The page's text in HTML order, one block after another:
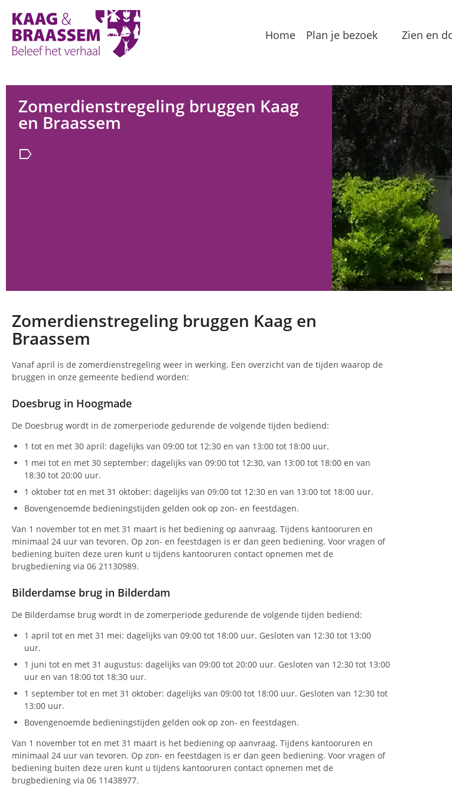
Home Plan je bezoek
Toeristeninformatie
Overnachten
Groepslocaties
Voorzieningen
Zien en
Eten &
Routes
Vermaak
Zomerdienstregeling bruggen Kaag
en Braassem
label
Zomerdienstregeling bruggen Kaag en
Braassem
Vanaf april is de zomerdienstregeling weer in werking. Een overzicht van de tijden waarop de
bruggen in onze gemeente bediend worden:
Doesbrug in Hoogmade
De Doesbrug wordt in de zomerperiode gedurende de volgende tijden bediend:
1 tot en met 30 april: dagelijks van 09:00 tot 12:30 en van 13:00 tot 18:00 uur.
1 mei tot en met 30 september: dagelijks van 09:00 tot 12:30, van 13:00 tot 18:00 en van
18:30 tot 20:00 uur.
1 oktober tot en met 31 oktober: dagelijks van 09:00 tot 12:30 en van 13:00 tot 18:00 uur.
Bovengenoemde bedieningstijden gelden ook op zon- en feestdagen.
Van 1 november tot en met 31 maart is het bediening op aanvraag. Tijdens kantooruren en
minimaal 24 uur van tevoren. Op zon- en feestdagen is er dan geen bediening. Voor vragen of
bediening buiten deze uren kunt u tijdens kantooruren contact opnemen met de
brugbediening via 06 21130989.
Bilderdamse brug in Bilderdam
De Bilderdamse brug wordt in de zomerperiode gedurende de volgende tijden bediend:
1 april tot en met 31 mei: dagelijks van 09:00 tot 18:00 uur. Gesloten van 12:30 tot 13:00
uur.
1 juni tot en met 31 augustus: dagelijks van 09:00 tot 20:00 uur. Gesloten van 12:30 tot 13:00
uur en van 18:00 tot 18:30 uur.
1 september tot en met 31 oktober: dagelijks van 09:00 tot 18:00 uur. Gesloten van 12:30 tot
13:00 uur.
Bovengenoemde bedieningstijden gelden ook op zon- en feestdagen.
Van 1 november tot en met 31 maart is het bediening op aanvraag. Tijdens kantooruren en
minimaal 24 uur van tevoren. Op zon- en feestdagen is er dan geen bediening. Voor vragen of
bediening buiten deze uren kunt u tijdens kantooruren contact opnemen met de
brugbediening via 06 11438977.